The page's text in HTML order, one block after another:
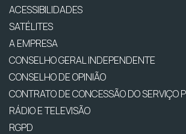
ACESSIBILIDADES
SATÉLITES
A EMPRESA
CONSELHO GERAL INDEPENDENTE
CONSELHO DE OPINIÃO
CONTRATO DE CONCESSÃO DO SERVIÇO
RÁDIO E TELEVISÃO
RGPD